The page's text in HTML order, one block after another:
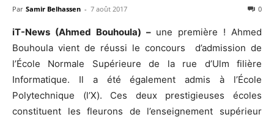
Par Samir Belhassen - 7 août 2017 0
iT-News (Ahmed Bouhoula) –une première ! Ahmed
Bouhoula vient de réussi le concours d’admission de
l’École Normale Supérieure de la rue d’Ulm filière
Informatique. Il a été également admis à l’École
Polytechnique (l’X). Ces deux prestigieuses écoles
constituent les fleurons de l’enseignement supérieur